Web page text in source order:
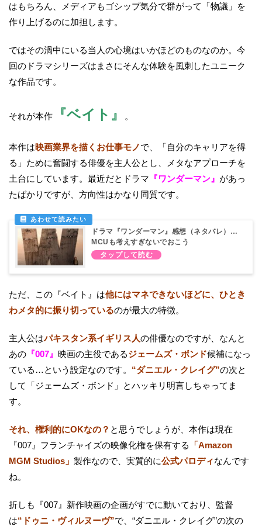
はもちろん、メディアもゴシップ気分で群がって「物議」を
作り上げるのに加担します。
ではその渦中にいる当人の心境はいかほどのものなのか。今
回のドラマシリーズはまさにそんな体験を風刺したユニーク
な作品です。
それが本作 『ベイト』 。
本作は映画業界を描くお仕事モノで、「自分のキャリアを得
る」ために奮闘する俳優を主人公とし、メタなアプローチを
土台にしています。最近だとドラマ 『ワンダーマン』 があっ
たばかりですが、方向性はかなり同質です。
ドラマ『ワンダーマン』感想（ネタバレ）…
MCUも考えすぎないでおこう
ただ、この『ベイト』は他にはマネできないほどに、ひとき
わメタ的に振り切っているのが最大の特徴。
主人公はパキスタン系イギリス人の俳優なのですが、なんと
あの 『007』 映画の主役であるジェームズ・ボンド候補になっ
ている…という設定なのです。 “ダニエル・クレイグ”の次と
して「ジェームズ・ボンド」とハッキリ明言しちゃってま
す。
それ、権利的にOKなの？ と思うでしょうが、本作は現在
『007』フランチャイズの映像化権を保有する
「Amazon
MGM Studios」 製作なので、実質的に公式パロディなんです
ね。
折しも『007』新作映画の企画がすでに動いており、監督
は“ドゥニ・ヴィルヌーヴ”で、“ダニエル・クレイグ”の次の